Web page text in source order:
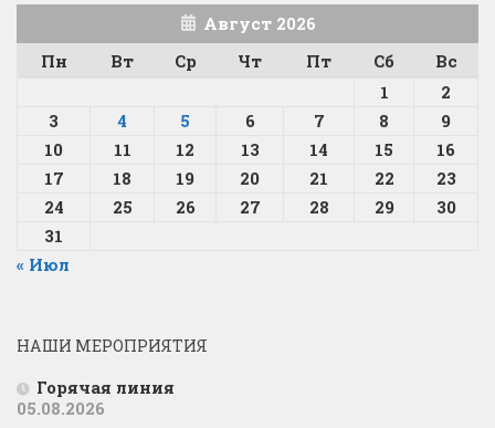
Август 2026
Пн
Вт Ср Чт Пт Сб
Вс
1
2
3
4 5 6 7 8
9
10
11 12 13 14 15
16
17
18 19 20 21 22
23
24
25 26 27 28 29
30
31
« Июл
НАШИ МЕРОПРИЯТИЯ
Горячая линия
05.08.2026